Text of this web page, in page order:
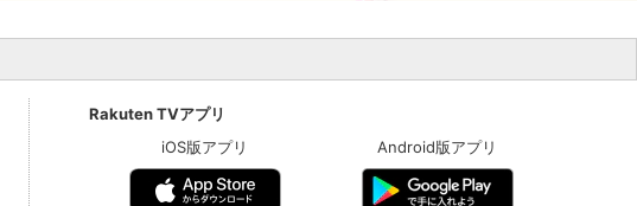
Rakuten TVアプリ
iOS版アプリ
Android版アプリ